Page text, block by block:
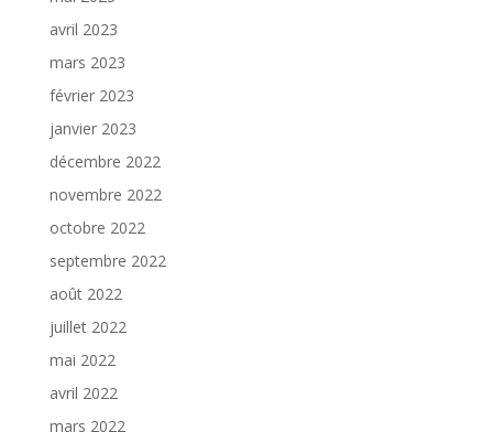
avril 2023
mars 2023
février 2023
janvier 2023
décembre 2022
novembre 2022
octobre 2022
septembre 2022
août 2022
juillet 2022
mai 2022
avril 2022
mars 2022